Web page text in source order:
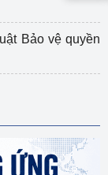
Bảo vệ quyền